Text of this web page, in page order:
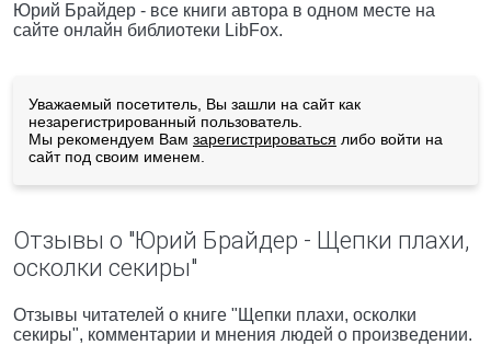
Юрий Брайдер - все книги автора в одном месте на
сайте онлайн библиотеки LibFox.
Уважаемый посетитель, Вы зашли на сайт как
незарегистрированный пользователь.
Мы рекомендуем Вам зарегистрироваться либо войти на
сайт под своим именем.
Отзывы о "Юрий Брайдер - Щепки плахи,
осколки секиры"
Отзывы читателей о книге "Щепки плахи, осколки
секиры", комментарии и мнения людей о произведении.